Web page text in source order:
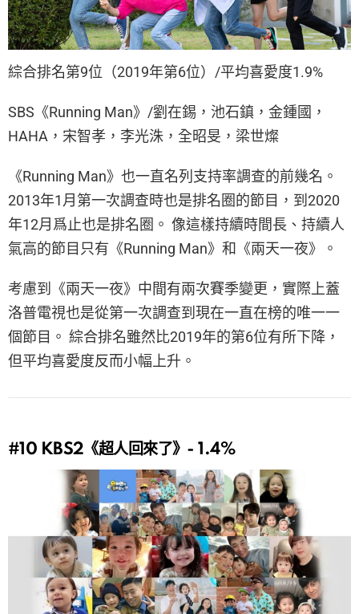
綜合排名第9位（2019年第6位）/平均喜愛度1.9%
SBS《Running Man》/劉在錫，池石鎮，金鍾國，
HAHA，宋智孝，李光洙，全昭旻，梁世燦
《Running Man》也一直名列支持率調查的前幾名。
2013年1月第一次調查時也是排名圈的節目，到2020
年12月爲止也是排名圈。 像這樣持續時間長、持續人
氣高的節目只有《Running Man》和《兩天一夜》。
考慮到《兩天一夜》中間有兩次賽季變更，實際上蓋
洛普電視也是從第一次調查到現在一直在榜的唯一一
個節目。 綜合排名雖然比2019年的第6位有所下降，
但平均喜愛度反而小幅上升。
#10 KBS2《超人回來了》- 1.4%